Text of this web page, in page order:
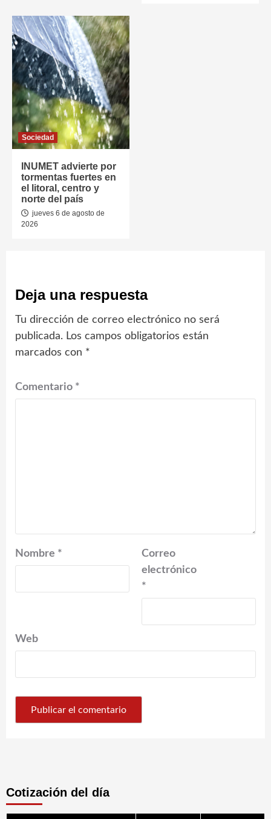
Sociedad
INUMET advierte por
tormentas fuertes en
el litoral, centro y
norte del país
jueves 6 de agosto de
2026
Deja una respuesta
Tu dirección de correo electrónico no será
publicada. Los campos obligatorios están
marcados con *
Comentario *
Nombre *
Correo
electrónico
*
Web
Cotización del día